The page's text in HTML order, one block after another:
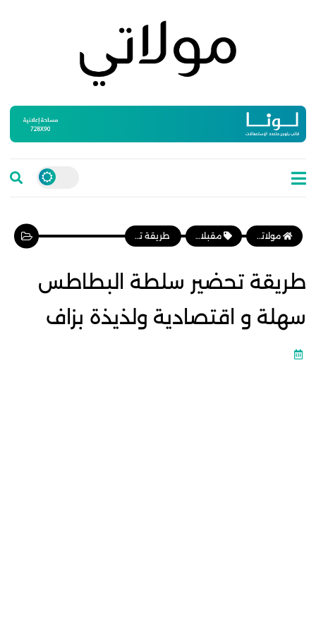
مولاتي موقع نسائي مغربي يهتم بالمرأة المغربية، وأخبار الأسرة و المجتمع مقبلات وسلطات طريقة تحضير سلطة البطاطس سهلة و اقتصادية ولذيذة بزاف
طريقة تحضير سلطة البطاطس
سهلة و اقتصادية ولذيذة بزاف